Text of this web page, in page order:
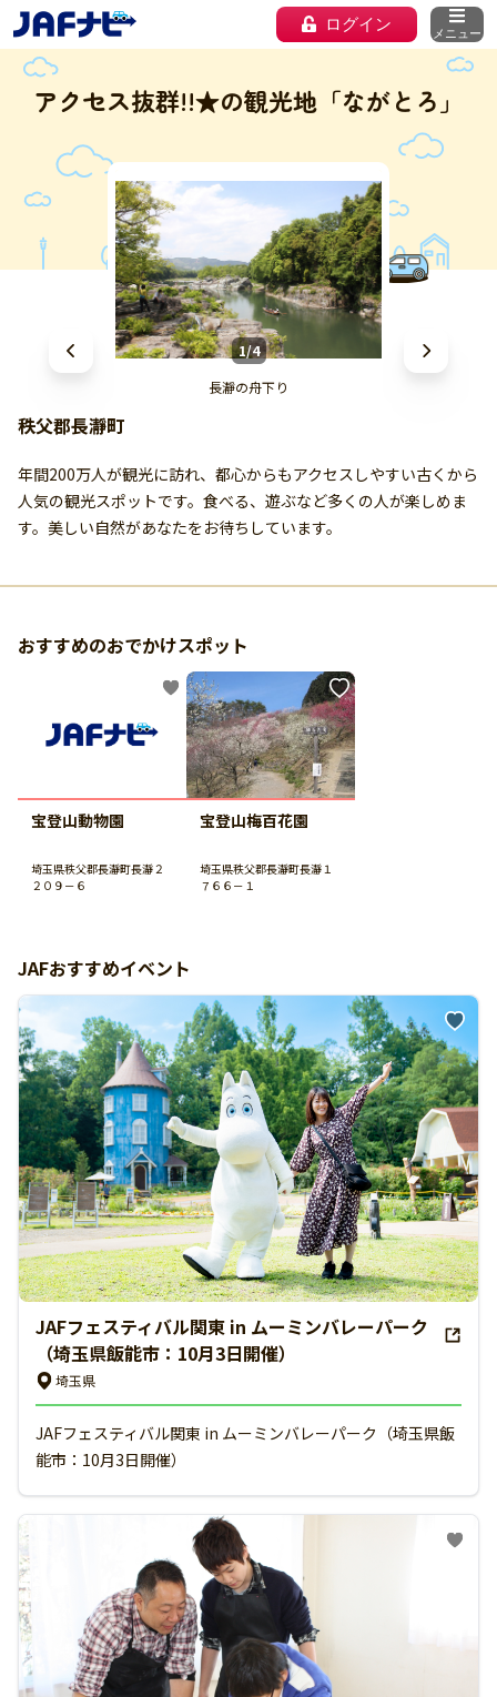
ログイン メニュー
アクセス抜群!!★の観光地「ながとろ」
1/4
長瀞の舟下り
秩父郡長瀞町
年間200万人が観光に訪れ、都心からもアクセスしやすい古くから
人気の観光スポットです。食べる、遊ぶなど多くの人が楽しめま
す。美しい自然があなたをお待ちしています。
おすすめのおでかけスポット
宝登山動物園
埼玉県秩父郡長瀞町長瀞２
２０９－６
宝登山梅百花園
埼玉県秩父郡長瀞町長瀞１
７６６－１
JAFおすすめイベント
JAFフェスティバル関東 in ムーミンバレーパーク
（埼玉県飯能市：10月3日開催）
埼玉県
JAFフェスティバル関東 in ムーミンバレーパーク（埼玉県飯
能市：10月3日開催）